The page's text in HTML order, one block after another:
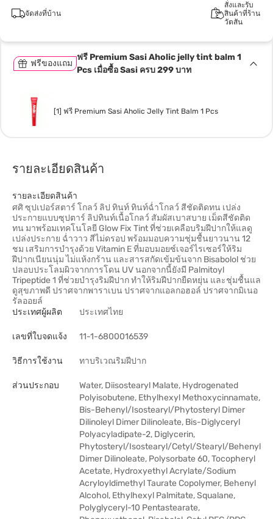
จัดส่งที่บ้าน
สั่งและรับ
สินค้าที่ร้าน
วัตสัน
ฟรีของแถม
ฟรี Premium Sasi Aholic jelly tint balm 1
Pcs เมื่อซื้อ Sasi ครบ 299 บาท
[1] ฟรี Premium Sasi Aholic Jelly Tint Balm 1 Pcs
รายละเอียดสินค้า
รายละเอียดสินค้า
ศศิ ซุปเปอร์สตาร์ โกลว์ ลิป ทินท์ ทินท์ฉ่ำโกลว์ สีชัดติดทน เปล่ง
ประกายแบบซุปตาร์ ลิปทินท์เนื้อโกลว์ สัมผัสเบาสบาย เม็ดสีชัดติด
ทน มาพร้อมเทคโนโลยี Glow Fix Tint ที่ช่วยเคลือบริมฝีปากให้แลดู
เปล่งประกาย ฉ่ำวาว สีไม่ดรอป พร้อมมอบความชุ่มชื้นยาวนาน 12
ชม เสริมการบำรุงด้วย Vitamin E ที่มอบมอยซ์เจอร์ไรเซอร์ให้ริม
ฝีปากเนียนนุ่ม ไม่แห้งกร้าน และสารสกัดเข้มข้นจาก Bisabolol ช่วย
ปลอบประโลมผิวจากการโดน UV นอกจากนี้ยังมี Palmitoyl
Tripeptide 1 ที่ช่วยบำรุงริมฝีปาก ทำให้ริมฝีปากยืดหยุ่น และชุ่มชื้นแล
ดูสุขภาพดี ปราศจากพาราเบน ปราศจากแอลกอฮอล์ ปราศจากมิเนอ
รัลออยล์
ประเทศผู้ผลิต
ประเทศไทย
เลขที่ใบจดแจ้ง 11-1-6800016539
วิธีการใช้งาน ทาบริเวณริมฝีปาก
ส่วนประกอบ
Water, Diisostearyl Malate, Hydrogenated
Polyisobutene, Ethylhexyl Methoxycinnamate,
Bis-Behenyl/Isostearyl/Phytosteryl Dimer
Dilinoleyl Dimer Dilinoleate, Bis-Diglyceryl
Polyacyladipate-2, Diglycerin,
Phytosteryl/Isostearyl/Cetyl/Stearyl/Behenyl
Dimer Dilinoleate, Polysorbate 60, Tocopheryl
Acetate, Hydroxyethyl Acrylate/Sodium
Acryloyldimethyl Taurate Copolymer, Behenyl
Alcohol, Ethylhexyl Palmitate, Squalane,
Polyglyceryl-10 Pentastearate,